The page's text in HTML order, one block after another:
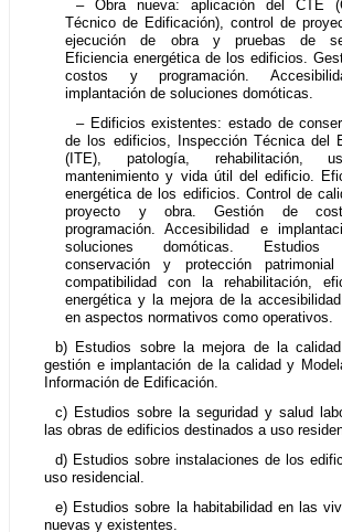
– Obra nueva: aplicación del CTE
Técnico de Edificación), control de
ejecución de obra y pruebas de
Eficiencia energética de los edificios.
costos y programación.
implantación de soluciones domóticas.
– Edificios existentes: estado de
de los edificios, Inspección Técnica del
(ITE), patología, rehabilitación,
mantenimiento y vida útil del edificio.
energética de los edificios. Control de
proyecto y obra. Gestión de
programación. Accesibilidad e
soluciones domóticas. Estudios
conservación y protección
compatibilidad con la rehabilitación,
energética y la mejora de la
en aspectos normativos como operativos.
b) Estudios sobre la mejora de la
gestión e implantación de la calidad y
Información de Edificación.
c) Estudios sobre la seguridad y salud
las obras de edificios destinados a uso
d) Estudios sobre instalaciones de los
uso residencial.
e) Estudios sobre la habitabilidad en las
nuevas y existentes.